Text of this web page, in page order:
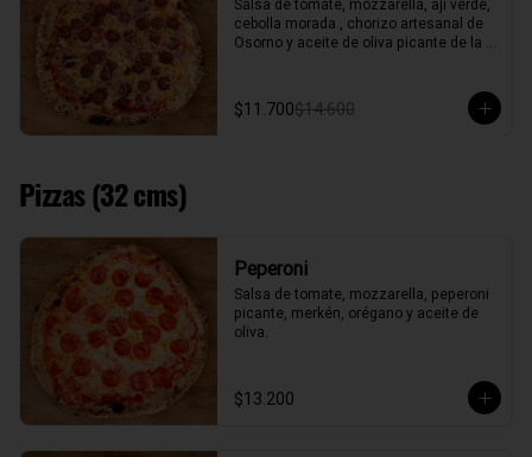
Salsa de tomate, mozzarella, ají verde,
cebolla morada , chorizo artesanal de
Osorno y aceite de oliva picante de la
$11.700$14.600
Pizzas (32 cms)
Peperoni
Salsa de tomate, mozzarella, peperoni
picante, merkén, orégano y aceite de
oliva.
$13.200